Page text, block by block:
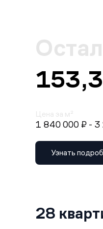
Цена за м²
1 840 000 ₽ - 3
Узнать
28